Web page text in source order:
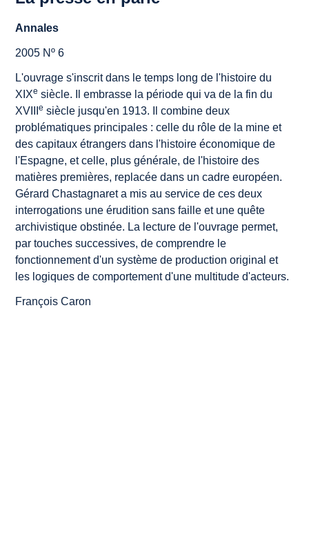
Annales
2005 Nº 6
L'ouvrage s'inscrit dans le temps long de l'histoire du
XIXe siècle. Il embrasse la période qui va de la fin du
XVIIIe siècle jusqu'en 1913. Il combine deux
problématiques principales : celle du rôle de la mine et
des capitaux étrangers dans l'histoire économique de
l'Espagne, et celle, plus générale, de l'histoire des
matières premières, replacée dans un cadre européen.
Gérard Chastagnaret a mis au service de ces deux
interrogations une érudition sans faille et une quête
archivistique obstinée. La lecture de l'ouvrage permet,
par touches successives, de comprendre le
fonctionnement d'un système de production original et
les logiques de comportement d'une multitude d'acteurs.
François Caron